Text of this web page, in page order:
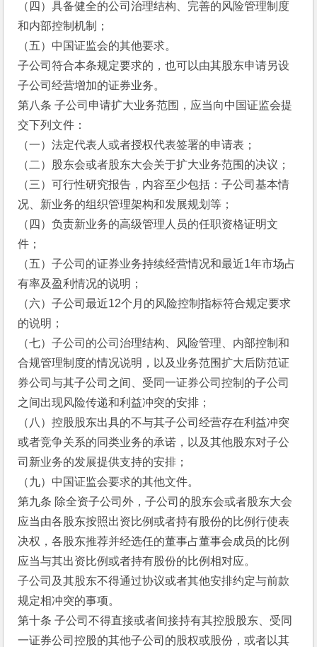
（四）具备健全的公司治理结构、完善的风险管理制度
和内部控制机制；
（五）中国证监会的其他要求。
子公司符合本条规定要求的，也可以由其股东申请另设
子公司经营增加的证券业务。
第八条 子公司申请扩大业务范围，应当向中国证监会提
交下列文件：
（一）法定代表人或者授权代表签署的申请表；
（二）股东会或者股东大会关于扩大业务范围的决议；
（三）可行性研究报告，内容至少包括：子公司基本情
况、新业务的组织管理架构和发展规划等；
（四）负责新业务的高级管理人员的任职资格证明文
件；
（五）子公司的证券业务持续经营情况和最近1年市场占
有率及盈利情况的说明；
（六）子公司最近12个月的风险控制指标符合规定要求
的说明；
（七）子公司的公司治理结构、风险管理、内部控制和
合规管理制度的情况说明，以及业务范围扩大后防范证
券公司与其子公司之间、受同一证券公司控制的子公司
之间出现风险传递和利益冲突的安排；
（八）控股股东出具的不与其子公司经营存在利益冲突
或者竞争关系的同类业务的承诺，以及其他股东对子公
司新业务的发展提供支持的安排；
（九）中国证监会要求的其他文件。
第九条 除全资子公司外，子公司的股东会或者股东大会
应当由各股东按照出资比例或者持有股份的比例行使表
决权，各股东推荐并经选任的董事占董事会成员的比例
应当与其出资比例或者持有股份的比例相对应。
子公司及其股东不得通过协议或者其他安排约定与前款
规定相冲突的事项。
第十条 子公司不得直接或者间接持有其控股股东、受同
一证券公司控股的其他子公司的股权或股份，或者以其